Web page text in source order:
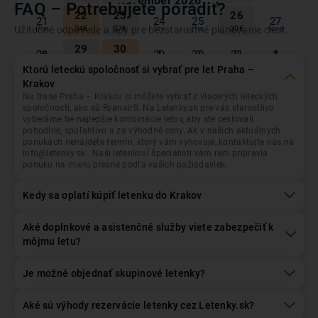
Pon Uto Str Štv Pia Sob Ned
26 27 28 29 30 31 1
2
35€ 33 €
9
33€
10 11 12 13 14
35€
16
35€
17 18 19 20 21
35€
24 25 26
35€
2 3 4
30 1 2 3 4 5
21 22
24€
23
27€
24 25 26
30€
27
28 29 30 1 2 3 4
Pon Uto Str Štv Pia Sob
28 29 30 1 2
33€
3
28€
4
5 6 7 9
12
19 20
26 27 28 29 30
November2026
Praha Odlet z...
Krakov Prílet do...
Dátum odletu Dátum návratu
Pasažieri
1 Dospelý, Ekonomická
+/- 3 dni
FAQ – Potrebujete poradiť?
Užitočné odpovede a tipy pre bezstarostné plánovanie ciest.
Ktorú leteckú spoločnosť si vybrať pre let Praha –
Krakov
Na trase Praha – Krakov si môžete vybrať z viacerých leteckých
spoločností, ako sú RyanairS. Na Letenky.sk pre vás starostlivo
vyberáme tie najlepšie kombinácie letov, aby ste cestovali
pohodlne, spoľahlivo a za výhodné ceny. Ak v našich aktuálnych
ponukách nenájdete termín, ktorý vám vyhovuje, kontaktujte nás na
info@letenky.sk . Naši letenkoví špecialisti vám radi pripravia
ponuku na mieru presne podľa vašich požiadaviek.
Kedy sa oplatí kúpiť letenku do Krakov
Aké doplnkové a asistenčné služby viete zabezpečiť k
môjmu letu?
Je možné objednať skupinové letenky?
Aké sú výhody rezervácie letenky cez Letenky.sk?